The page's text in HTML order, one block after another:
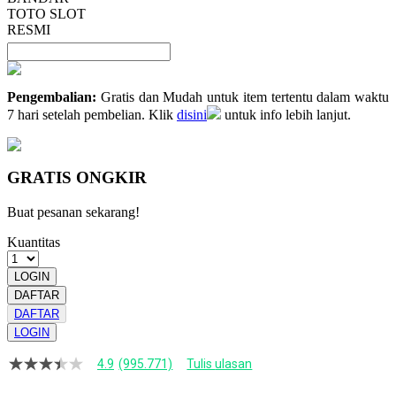
TOTO SLOT
RESMI
Pengembalian: Gratis dan Mudah untuk item tertentu dalam waktu
7 hari setelah pembelian. Klik disini untuk info lebih lanjut.
GRATIS ONGKIR
Buat pesanan sekarang!
Kuantitas
LOGIN
DAFTAR
DAFTAR
LOGIN
4.9
4.9 (995.771) Tulis ulasan